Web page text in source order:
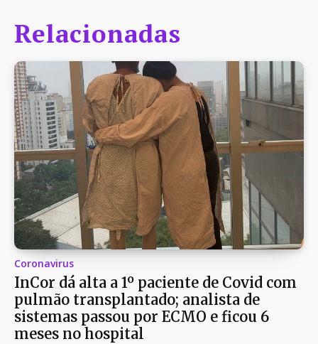
Relacionadas
Coronavirus
InCor dá alta a 1º paciente de Covid com
pulmão transplantado; analista de
sistemas passou por ECMO e ficou 6
meses no hospital